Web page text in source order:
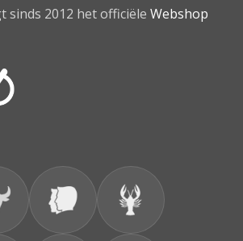
sinds 2012 het officiële Webshop